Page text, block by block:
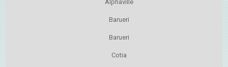
Alphaville
Barueri
Barueri
Cotia